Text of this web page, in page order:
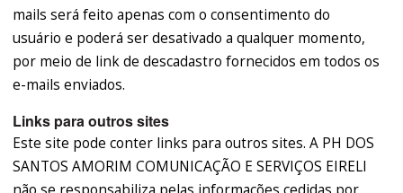
mails será feito apenas com o consentimento do
usuário e poderá ser desativado a qualquer momento,
por meio de link de descadastro fornecidos em todos os
e-mails enviados.
Links para outros sites
Este site pode conter links para outros sites. A PH DOS
SANTOS AMORIM COMUNICAÇÃO E SERVIÇOS EIRELI